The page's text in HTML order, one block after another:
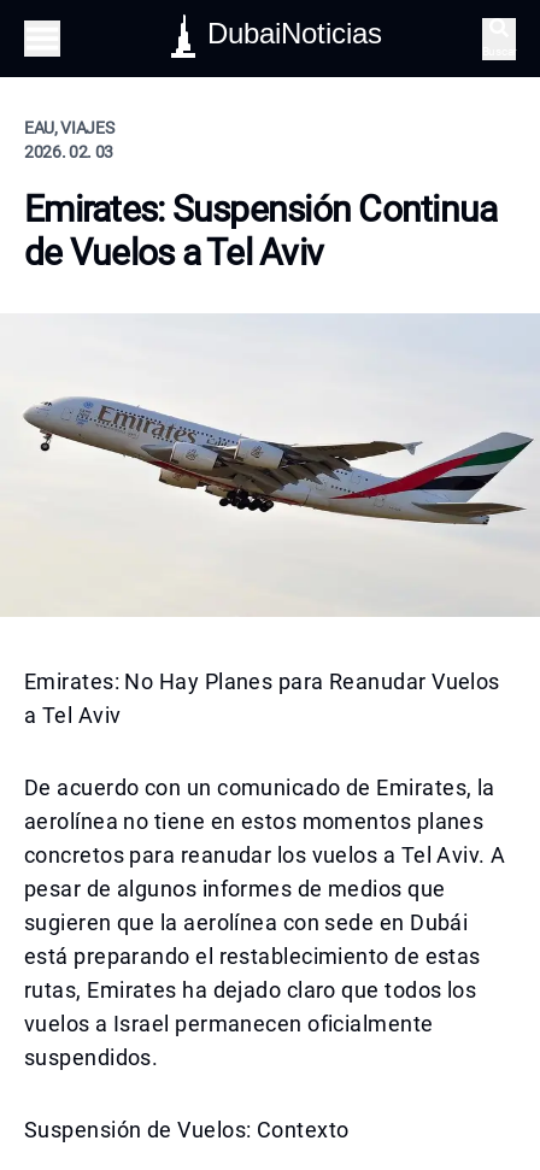
DubaiNoticias
EAU, VIAJES
2026. 02. 03
Emirates: Suspensión Continua
de Vuelos a Tel Aviv
Emirates: No Hay Planes para Reanudar Vuelos
a Tel Aviv
De acuerdo con un comunicado de Emirates, la
aerolínea no tiene en estos momentos planes
concretos para reanudar los vuelos a Tel Aviv. A
pesar de algunos informes de medios que
sugieren que la aerolínea con sede en Dubái
está preparando el restablecimiento de estas
rutas, Emirates ha dejado claro que todos los
vuelos a Israel permanecen oficialmente
suspendidos.
Suspensión de Vuelos: Contexto